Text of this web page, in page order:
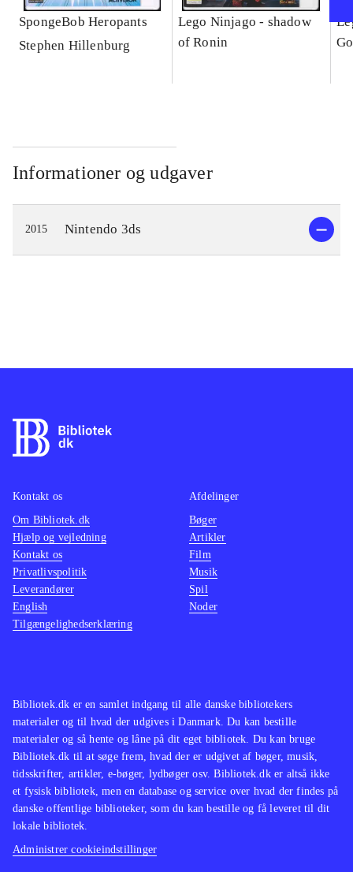
SpongeBob Heropants
Stephen Hillenburg
Lego Ninjago - shadow
of Ronin
Informationer og udgaver
2015 Nintendo 3ds
Bibliotek.dk er en samlet indgang til alle danske bibliotekers
materialer og til hvad der udgives i Danmark. Du kan bestille
materialer og så hente og låne på dit eget bibliotek. Du kan bruge
Bibliotek.dk til at søge frem, hvad der er udgivet af bøger, musik,
tidsskrifter, artikler, e-bøger, lydbøger osv. Bibliotek.dk er altså ikke
et fysisk bibliotek, men en database og service over hvad der findes på
danske offentlige biblioteker, som du kan bestille og få leveret til dit
lokale bibliotek.
Administrer cookieindstillinger
Kontakt os
Om Bibliotek.dk
Hjælp og vejledning
Kontakt os
Privatlivspolitik
Leverandører
English
Tilgængelighedserklæring
Afdelinger
Bøger
Artikler
Film
Musik
Spil
Noder